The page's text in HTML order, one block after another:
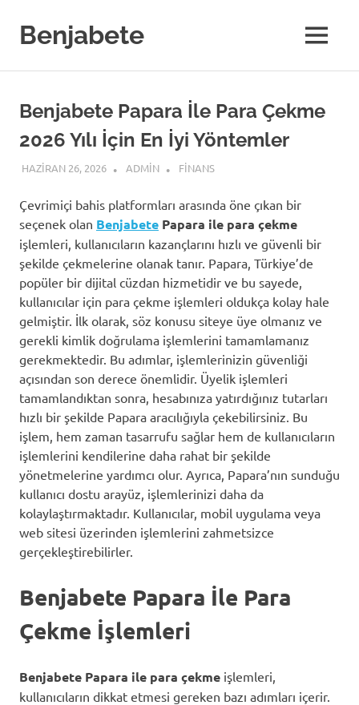
contentBenjabete MENU
Benjabete Papara İle Para Çekme
2026 Yılı İçin En İyi Yöntemler
HAZIRAN 26, 2026 ADMIN FINANS
Çevrimiçi bahis platformları arasında öne çıkan bir
seçenek olan Benjabete Papara ile para çekme
işlemleri, kullanıcıların kazançlarını hızlı ve güvenli bir
şekilde çekmelerine olanak tanır. Papara, Türkiye’de
popüler bir dijital cüzdan hizmetidir ve bu sayede,
kullanıcılar için para çekme işlemleri oldukça kolay hale
gelmiştir. İlk olarak, söz konusu siteye üye olmanız ve
gerekli kimlik doğrulama işlemlerini tamamlamanız
gerekmektedir. Bu adımlar, işlemlerinizin güvenliği
açısından son derece önemlidir. Üyelik işlemleri
tamamlandıktan sonra, hesabınıza yatırdığınız tutarları
hızlı bir şekilde Papara aracılığıyla çekebilirsiniz. Bu
işlem, hem zaman tasarrufu sağlar hem de kullanıcıların
işlemlerini kendilerine daha rahat bir şekilde
yönetmelerine yardımcı olur. Ayrıca, Papara’nın sunduğu
kullanıcı dostu arayüz, işlemlerinizi daha da
kolaylaştırmaktadır. Kullanıcılar, mobil uygulama veya
web sitesi üzerinden işlemlerini zahmetsizce
gerçekleştirebilirler.
Benjabete Papara İle Para
Çekme İşlemleri
Benjabete Papara ile para çekme işlemleri,
kullanıcıların dikkat etmesi gereken bazı adımları içerir.